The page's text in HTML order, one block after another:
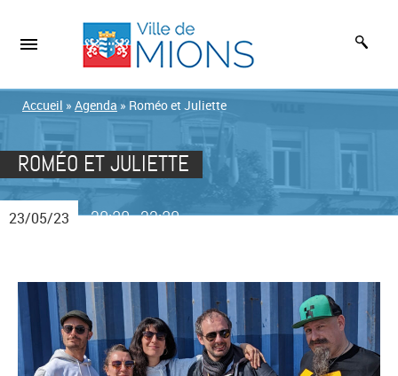
Accueil » Agenda » Roméo et Juliette
ROMÉO ET JULIETTE
23/05/23 20:30-22:30